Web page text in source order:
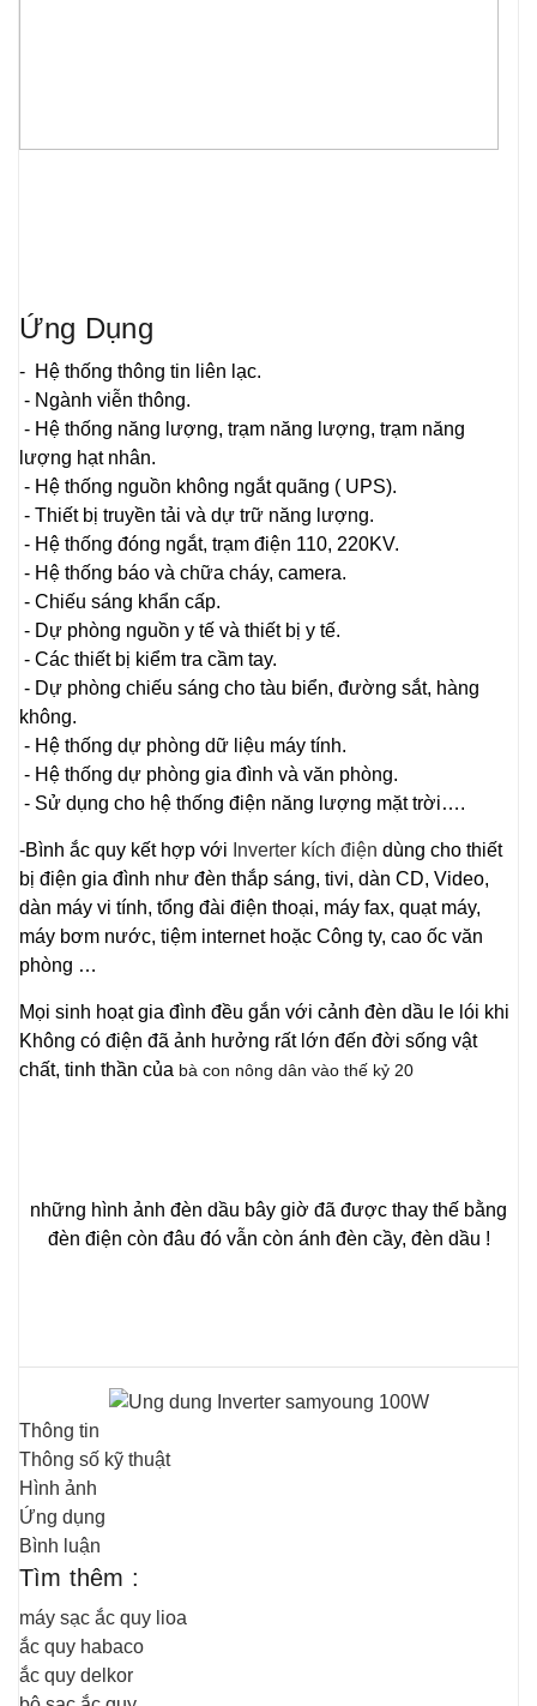
Ứng Dụng
- Hệ thống thông tin liên lạc.
- Ngành viễn thông.
- Hệ thống năng lượng, trạm năng lượng, trạm năng
lượng hạt nhân.
- Hệ thống nguồn không ngắt quãng ( UPS).
- Thiết bị truyền tải và dự trữ năng lượng.
- Hệ thống đóng ngắt, trạm điện 110, 220KV.
- Hệ thống báo và chữa cháy, camera.
- Chiếu sáng khẩn cấp.
- Dự phòng nguồn y tế và thiết bị y tế.
- Các thiết bị kiểm tra cầm tay.
- Dự phòng chiếu sáng cho tàu biển, đường sắt, hàng
không.
- Hệ thống dự phòng dữ liệu máy tính.
- Hệ thống dự phòng gia đình và văn phòng.
- Sử dụng cho hệ thống điện năng lượng mặt trời….
-Bình ắc quy kết hợp với Inverter kích điện dùng cho thiết
bị điện gia đình như đèn thắp sáng, tivi, dàn CD, Video,
dàn máy vi tính, tổng đài điện thoại, máy fax, quạt máy,
máy bơm nước, tiệm internet hoặc Công ty, cao ốc văn
phòng …
Mọi sinh hoạt gia đình đều gắn với cảnh đèn dầu le lói khi
Không có điện đã ảnh hưởng rất lớn đến đời sống vật
chất, tinh thần của bà con nông dân vào thế kỷ 20
những hình ảnh đèn dầu bây giờ đã được thay thế bằng
đèn điện còn đâu đó vẫn còn ánh đèn cầy, đèn dầu !
Thông tin
Thông số kỹ thuật
Hình ảnh
Ứng dụng
Bình luận
Tìm thêm :
máy sạc ắc quy lioa
ắc quy habaco
ắc quy delkor